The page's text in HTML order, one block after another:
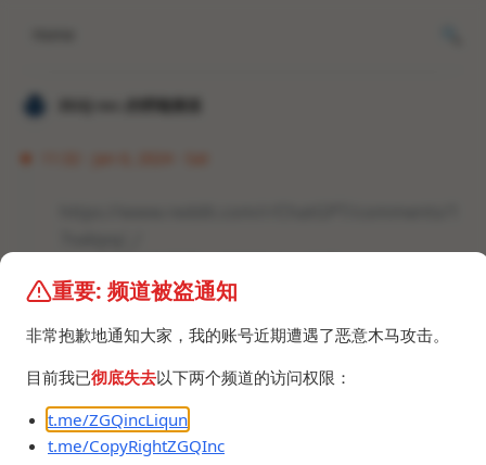
𝐙𝐆𝐐 ɪɴᴄ.的唠嗑频道
重要: 频道被盗通知
非常抱歉地通知大家，我的账号近期遭遇了恶意木马攻击。
目前我已彻底失去以下两个频道的访问权限：
t.me/ZGQincLiqun
t.me/CopyRightZGQInc